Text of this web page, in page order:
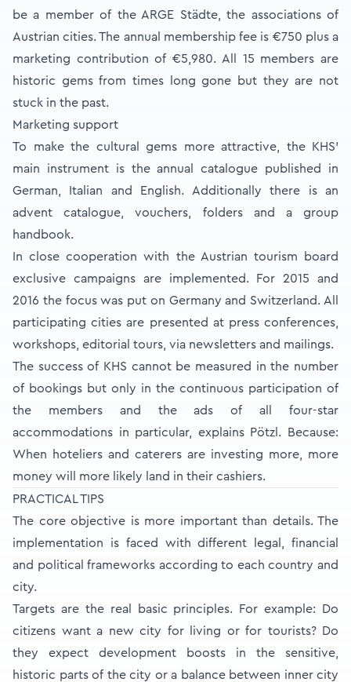
be a member of the ARGE Städte, the associations of
Austrian cities. The annual membership fee is €750 plus a
marketing contribution of €5,980. All 15 members are
historic gems from times long gone but they are not
stuck in the past.
Marketing support
To make the cultural gems more attractive, the KHS’
main instrument is the annual catalogue published in
German, Italian and English. Additionally there is an
advent catalogue, vouchers, folders and a group
handbook.
In close cooperation with the Austrian tourism board
exclusive campaigns are implemented. For 2015 and
2016 the focus was put on Germany and Switzerland. All
participating cities are presented at press conferences,
workshops, editorial tours, via newsletters and mailings.
The success of KHS cannot be measured in the number
of bookings but only in the continuous participation of
the members and the ads of all four-star
accommodations in particular, explains Pötzl. Because:
When hoteliers and caterers are investing more, more
money will more likely land in their cashiers.
PRACTICAL TIPS
The core objective is more important than details. The
implementation is faced with different legal, financial
and political frameworks according to each country and
city.
Targets are the real basic principles. For example: Do
citizens want a new city for living or for tourists? Do
they expect development boosts in the sensitive,
historic parts of the city or a balance between inner city